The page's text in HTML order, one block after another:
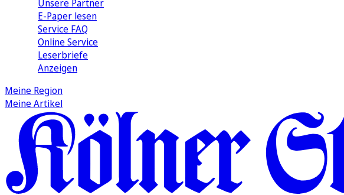
Unsere Partner
E-Paper lesen
Service FAQ
Online Service
Leserbriefe
Anzeigen
Meine Region
Meine Artikel